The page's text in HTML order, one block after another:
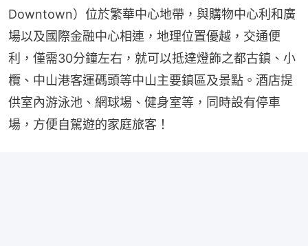
Downtown）位於繁華中心地帶，與購物中心利和廣
場以及國際金融中心相連，地理位置優越，交通便
利，僅需30分鐘左右，就可以抵達燈飾之都古鎮、小
欖、中山港客運碼頭等中山主要鎮區及景點。酒店提
供室內游泳池、網球場、健身室等，同時設有停車
場，方便自駕遊的家庭旅客！